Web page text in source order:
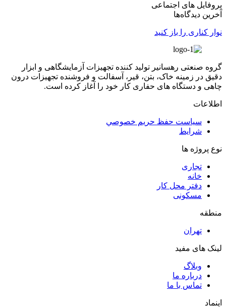
پروفایل های اجتماعی
آخرین دیدگاه‌ها
نوار کناری را باز کنید
گروه صنعتی رهسانیر تولید کننده تجهیزات آزمایشگاهی و ابزار
دقیق در زمینه خاک، بتن، قیر، آسفالت و فروشنده تجهیزات درون
چاهی و دستگاه های حفاری کار خود را آغاز کرده است.
اطلاعات
سياست حفظ حريم خصوصي
شرایط
نوع پروژه ها
تجاری
خانه
دفتر محل کار
مسکونی
منطقه
تهران
لینک های مفید
وبلاگ
درباره ما
تماس با ما
اینماد